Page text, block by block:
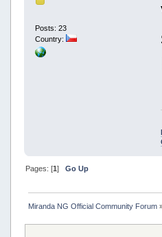
Posts: 23
Country:
Pages: [1] Go Up
Miranda NG Official Community Forum